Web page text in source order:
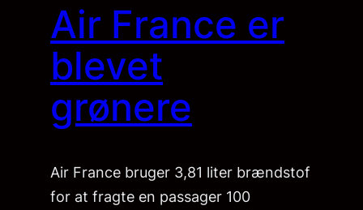
Air France er
blevet
grønere
Air France bruger 3,81 liter brændstof
for at fragte en passager 100